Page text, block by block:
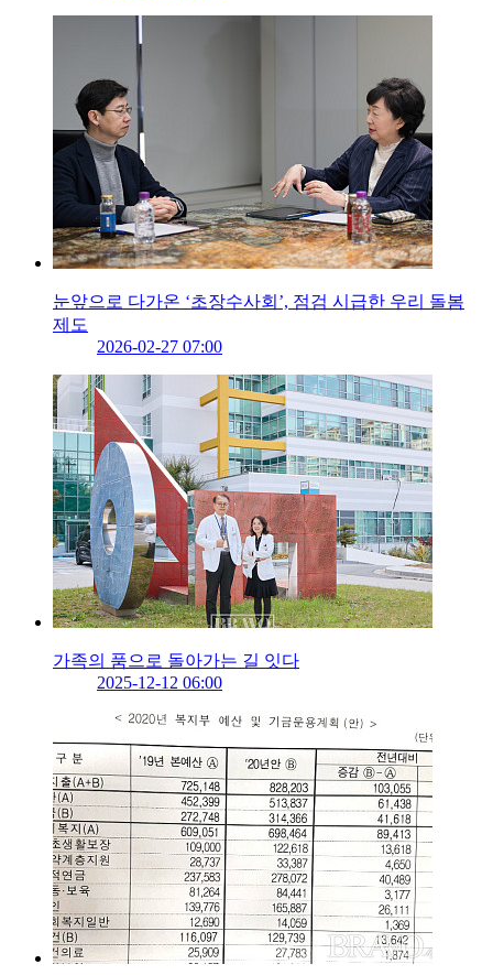
눈앞으로 다가온 ‘초장수사회’, 점검 시급한 우리 돌봄
제도
2026-02-27 07:00
가족의 품으로 돌아가는 길 잇다
2025-12-12 06:00